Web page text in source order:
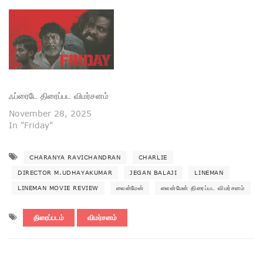
ஃப்ரைடே திரைப்பட விமர்சனம்
November 28, 2025
In "Friday"
CHARANYA RAVICHANDRAN CHARLIE
DIRECTOR M.UDHAYAKUMAR JEGAN BALAJI LINEMAN
LINEMAN MOVIE REVIEW லைன்மேன் லைன்மேன் திரைப்பட விமர்சனம்
திரைப்படம் விமர்சனம்